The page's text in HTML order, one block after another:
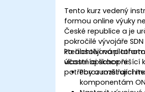
Tento kurz vedený
formou online výuky
České republice a je
pokročilé vývojáře
kteří chtějí na
vlastní aplikace řešící
potřeby a rozšiřující
Po absolvování
účastníci schopni:
Porozumět
komponentám